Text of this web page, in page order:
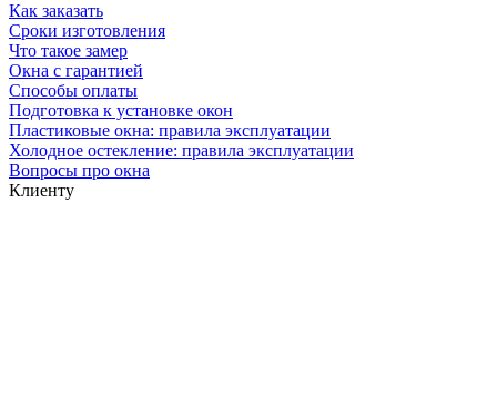
Как заказать
Сроки изготовления
Что такое замер
Окна с гарантией
Способы оплаты
Подготовка к установке окон
Пластиковые окна: правила эксплуатации
Холодное остекление: правила эксплуатации
Вопросы про окна
Клиенту